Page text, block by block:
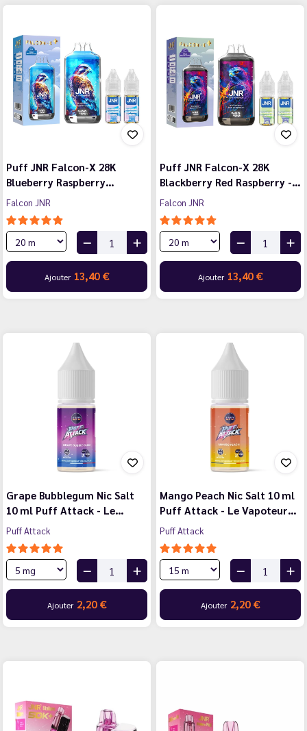
Puff JNR Falcon-X 28K
Blueberry Raspberry…
Falcon JNR
Ajouter 13,40 €
Puff JNR Falcon-X 28K
Blackberry Red Raspberry -…
Falcon JNR
Ajouter 13,40 €
Grape Bubblegum Nic Salt
10 ml Puff Attack - Le…
Puff Attack
Ajouter 2,20 €
Mango Peach Nic Salt 10 ml
Puff Attack - Le Vapoteur…
Puff Attack
Ajouter 2,20 €